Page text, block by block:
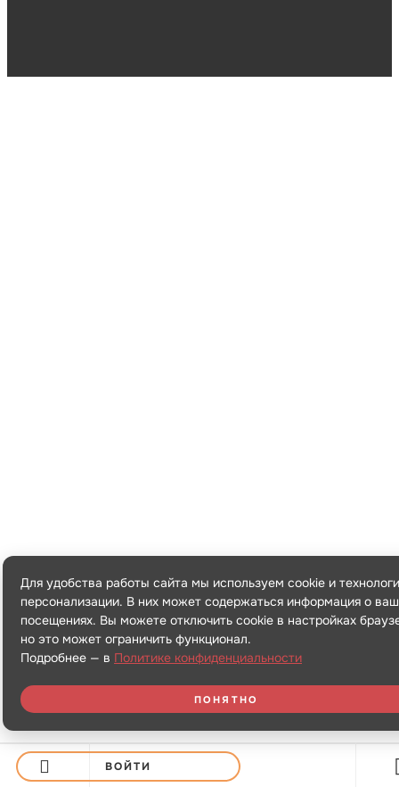
ВОЙТИ
Для удобства работы сайта мы используем cookie и
персонализации. В них может содержаться информация о
посещениях. Вы можете отключить cookie в настройках
но это может ограничить функционал.
Подробнее — в Политике конфиденциальности
ПОНЯТНО